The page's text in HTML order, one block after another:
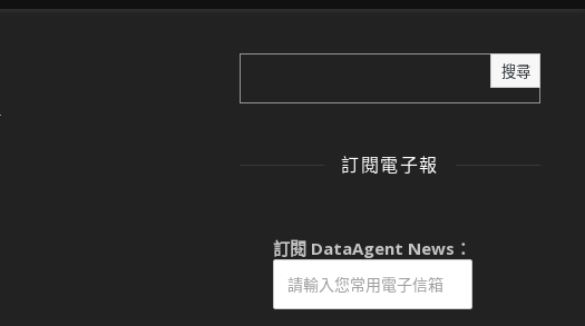
搜尋
訂閱電子報
訂閱 DataAgent News：